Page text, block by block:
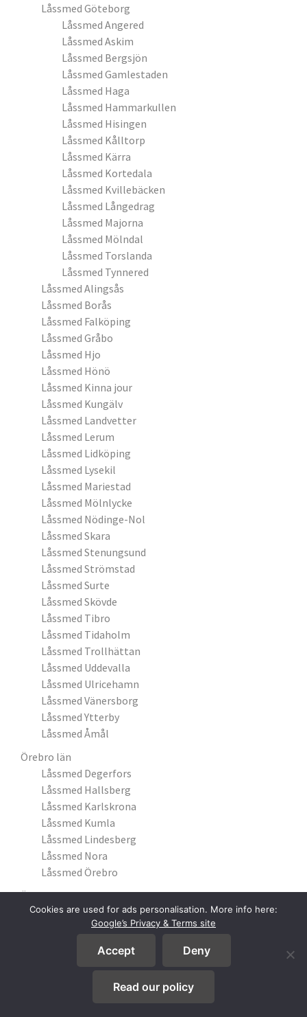
Låssmed Göteborg
Låssmed Angered
Låssmed Askim
Låssmed Bergsjön
Låssmed Gamlestaden
Låssmed Haga
Låssmed Hammarkullen
Låssmed Hisingen
Låssmed Kålltorp
Låssmed Kärra
Låssmed Kortedala
Låssmed Kvillebäcken
Låssmed Långedrag
Låssmed Majorna
Låssmed Mölndal
Låssmed Torslanda
Låssmed Tynnered
Låssmed Alingsås
Låssmed Borås
Låssmed Falköping
Låssmed Gråbo
Låssmed Hjo
Låssmed Hönö
Låssmed Kinna jour
Låssmed Kungälv
Låssmed Landvetter
Låssmed Lerum
Låssmed Lidköping
Låssmed Lysekil
Låssmed Mariestad
Låssmed Mölnlycke
Låssmed Nödinge-Nol
Låssmed Skara
Låssmed Stenungsund
Låssmed Strömstad
Låssmed Surte
Låssmed Skövde
Låssmed Tibro
Låssmed Tidaholm
Låssmed Trollhättan
Låssmed Uddevalla
Låssmed Ulricehamn
Låssmed Vänersborg
Låssmed Ytterby
Låssmed Åmål
Örebro län
Låssmed Degerfors
Låssmed Hallsberg
Låssmed Karlskrona
Låssmed Kumla
Låssmed Lindesberg
Låssmed Nora
Låssmed Örebro
Östergötlands län
Låssmed Finspång
Låssmed Linköping
Låssmed Ljungsbro
Låssmed Norrköping
Cookies are used for ads personalisation. More info here:
Google’s Privacy & Terms site
Accept Deny
Read our policy